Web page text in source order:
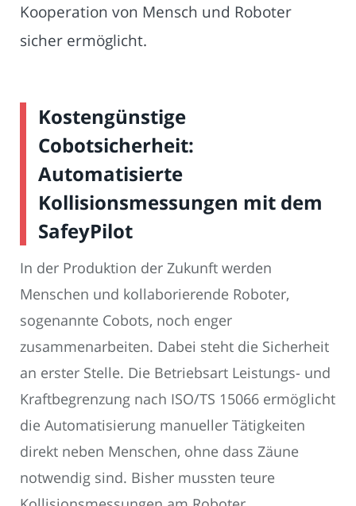
Kooperation von Mensch und Roboter
sicher ermöglicht.
Kostengünstige
Cobotsicherheit:
Automatisierte
Kollisionsmessungen mit dem
SafeyPilot
In der Produktion der Zukunft werden
Menschen und kollaborierende Roboter,
sogenannte Cobots, noch enger
zusammenarbeiten. Dabei steht die Sicherheit
an erster Stelle. Die Betriebsart Leistungs- und
Kraftbegrenzung nach ISO/TS 15066 ermöglicht
die Automatisierung manueller Tätigkeiten
direkt neben Menschen, ohne dass Zäune
notwendig sind. Bisher mussten teure